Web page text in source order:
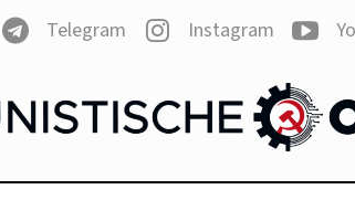
Telegram Instagram